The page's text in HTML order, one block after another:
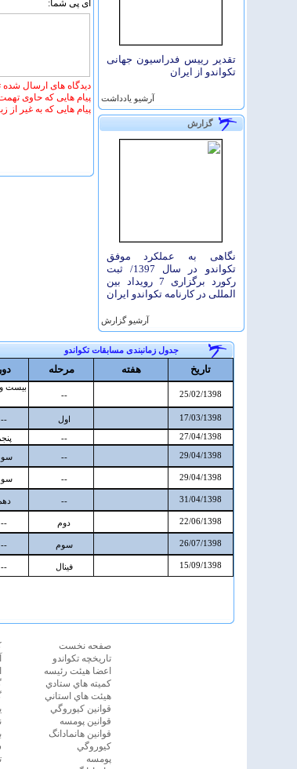
آی پی شما:
دیدگاه های ارسال
پیام هایی که حاوی
پیام هایی که به غیر
تقدیر رییس فدراسیون جهانی
تکواندو از ایران
آرشيو یادداشت
گزارش
نگاهی به عملکرد موفق
تکواندو در سال 1397/ ثبت
رکورد برگزاری 7 رویداد بین
المللی در کارنامه تکواندو ایران
آرشيو گزارش
صفحه نخست
تاريخچه تكواندو
اعضا هيئت رئيسه
كميته هاي ستادي
هيئت هاي استاني
قوانين كيوروگي
قوانين پومسه
قوانين هانمادانگ
كيوروگي
پومسه